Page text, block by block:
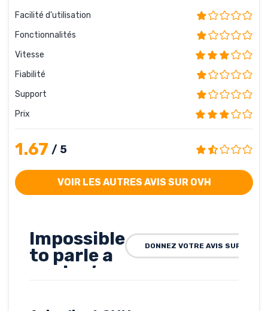
Facilité d'utilisation
Fonctionnalités
Vitesse
Fiabilité
Support
Prix
1.67 / 5
VOIR LES AUTRES AVIS SUR OVH
Impossible
to parle a
quelqu’un
robot en
DONNEZ VOTRE AVIS SUR OVH